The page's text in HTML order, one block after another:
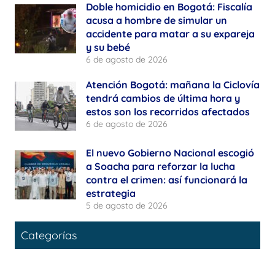
Doble homicidio en Bogotá: Fiscalía
acusa a hombre de simular un
accidente para matar a su expareja
y su bebé
6 de agosto de 2026
Atención Bogotá: mañana la Ciclovía
tendrá cambios de última hora y
estos son los recorridos afectados
6 de agosto de 2026
El nuevo Gobierno Nacional escogió
a Soacha para reforzar la lucha
contra el crimen: así funcionará la
estrategia
5 de agosto de 2026
Categorías